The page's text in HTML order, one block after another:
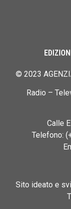
© 2023
Radio –
Calle
Telefono:
Sito ideato e